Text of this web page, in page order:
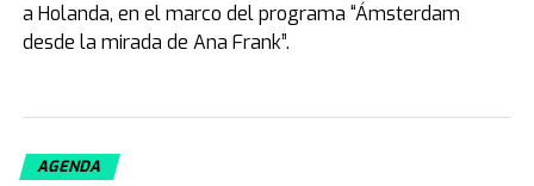
a Holanda, en el marco del programa “Ámsterdam
desde la mirada de Ana Frank”.
AGENDA